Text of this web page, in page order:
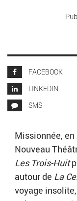
FACEBOOK
LINKEDIN
SMS
Missionnée,
Nouveau
Les Trois-Huit
autour de La
voyage